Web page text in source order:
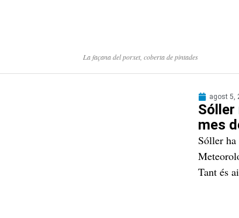
La façana del porxet, coberta de pintades
agost 5,
Sóller
mes
Sóller
Tant és